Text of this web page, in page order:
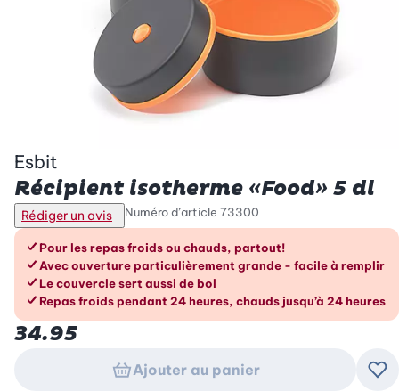
Esbit
Récipient isotherme «Food» 5 dl
Rédiger un avis Numéro d’article 73300
Les avantages en un coup d’œil
Pour les repas froids ou chauds, partout!
Avec ouverture particulièrement grande - facile à remplir
Le couvercle sert aussi de bol
Repas froids pendant 24 heures, chauds jusqu’à 24 heures
34.95
Ajouter au panier